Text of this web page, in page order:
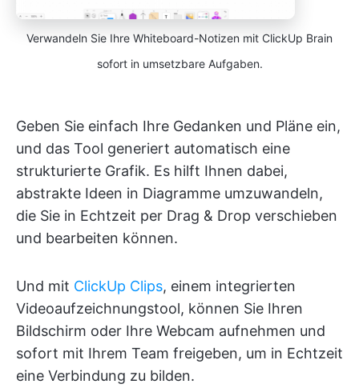
Verwandeln Sie Ihre Whiteboard-Notizen mit ClickUp Brain
sofort in umsetzbare Aufgaben.
Geben Sie einfach Ihre Gedanken und Pläne ein,
und das Tool generiert automatisch eine
strukturierte Grafik. Es hilft Ihnen dabei,
abstrakte Ideen in Diagramme umzuwandeln,
die Sie in Echtzeit per Drag & Drop verschieben
und bearbeiten können.
Und mit ClickUp Clips, einem integrierten
Videoaufzeichnungstool, können Sie Ihren
Bildschirm oder Ihre Webcam aufnehmen und
sofort mit Ihrem Team freigeben, um in Echtzeit
eine Verbindung zu bilden.